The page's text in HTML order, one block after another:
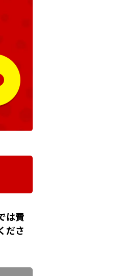
は費
ださ